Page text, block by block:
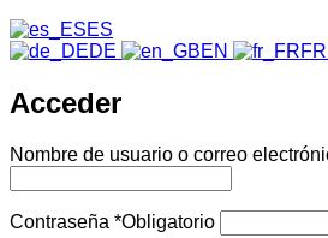
ES
DE
EN FR
Acceder
Nombre de usuario o correo
Contraseña *Obligatorio